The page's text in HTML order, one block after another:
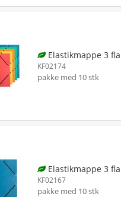
Elastikmappe 3
KF02174
pakke med 10 stk
Elastikmappe 3
KF02167
pakke med 10 stk